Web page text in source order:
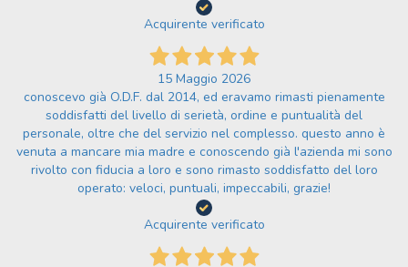
Acquirente verificato
15 Maggio 2026
conoscevo già O.D.F. dal 2014, ed eravamo rimasti pienamente
soddisfatti del livello di serietà, ordine e puntualità del
personale, oltre che del servizio nel complesso. questo anno è
venuta a mancare mia madre e conoscendo già l'azienda mi sono
rivolto con fiducia a loro e sono rimasto soddisfatto del loro
operato: veloci, puntuali, impeccabili, grazie!
Acquirente verificato